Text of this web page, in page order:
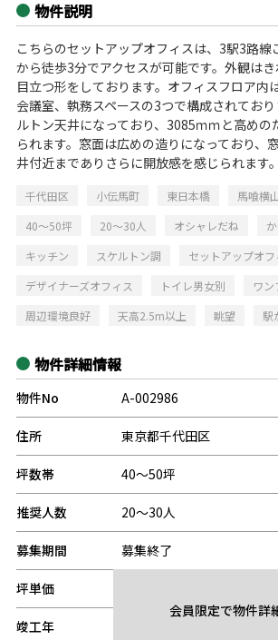
物件説明
こちらのセットアップオフィスは、3駅3路線
から徒歩3分でアクセスが可能です。外観は
目立つ形をしております。オフィスフロア内
会議室、執務スペースの3つで構成されてお
ルトン天井になっており、3085ｍｍと高めの
られます。窓面は広めの造りになっており、
井付近までありさらに開放感を感じられます。
千代田区 小伝馬町 東日本橋 馬喰横
40～50坪
20～30人 オシャレだね
キッチン
スケルトン調
セットアップオフ
デザイナーズオフィス
トイレ男女別 ワン
周辺環境良好
天高2.5m以上 眺望 駅
物件詳細情報
物件No A-002986
住所 東京都千代田区
坪数帯 40～50坪
推奨人数 20～30人
募集期間 募集終了
坪単価
竣工年
会員限定で物件詳